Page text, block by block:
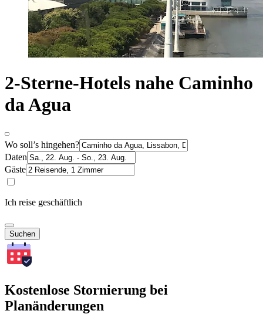
2-Sterne-Hotels nahe Caminho
da Agua
Wo soll’s hingehen?
Daten
Gäste
Ich reise geschäftlich
Suchen
Kostenlose Stornierung bei
Planänderungen